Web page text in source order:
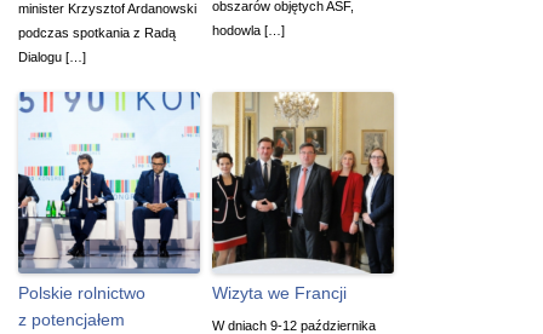
minister Krzysztof Ardanowski
podczas spotkania z Radą
Dialogu […]
obszarów objętych ASF,
hodowla […]
Polskie rolnictwo
z potencjałem
Wizyta we Francji
W dniach 9-12 października